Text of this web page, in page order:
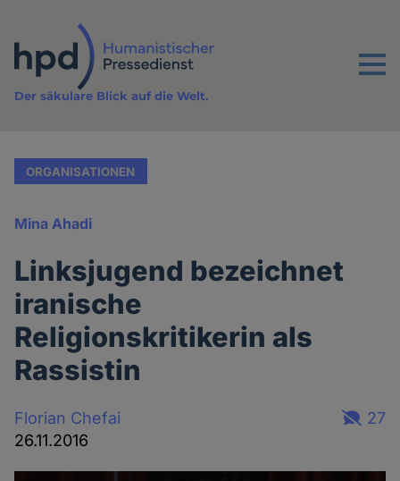
Inhalt
Menu
Der säkulare Blick auf die Welt.
ORGANISATIONEN
Mina Ahadi
Linksjugend bezeichnet
iranische
Religionskritikerin als
Rassistin
Florian Chefai
26.11.2016
27